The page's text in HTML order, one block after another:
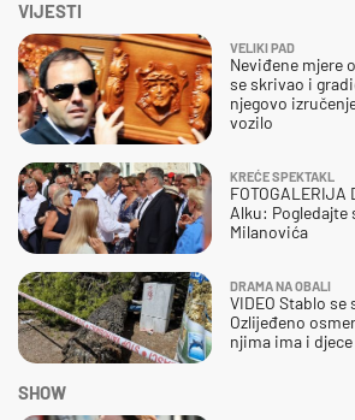
VIJESTI
VELIKI PAD
Neviđene mjere
se skrivao i
njegovo
vozilo
KREĆE SPEKTAKL
Alku: Pogledajte
Milanovića
DRAMA NA OBALI
VIDEO Stablo
Ozlijeđeno
njima ima i djece
SHOW